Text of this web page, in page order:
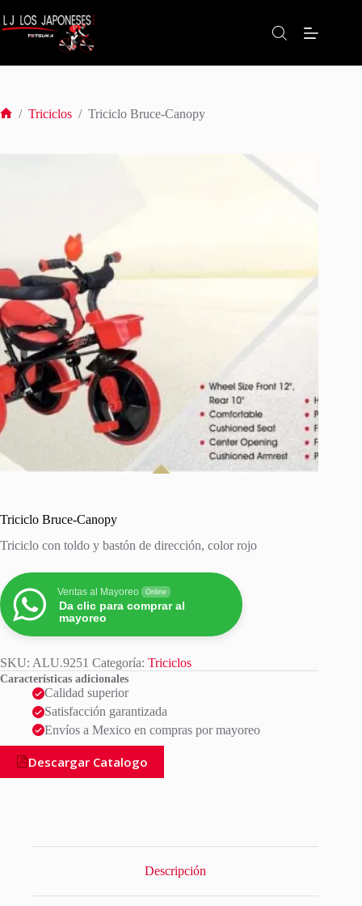
al
contenido
/ Triciclos / Triciclo Bruce-Canopy
Triciclo Bruce-Canopy
Triciclo con toldo y bastón de dirección, color rojo
Ventas al Mayoreo Online
Da clic para comprar al
mayoreo
SKU: ALU.9251 Categoría: Triciclos
Características adicionales
Calidad superior
Satisfacción garantizada
Envíos a Mexico en compras por mayoreo
Descargar Catalogo
Descripción